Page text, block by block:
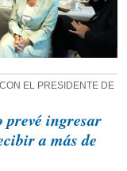
EL PRESIDENTE DE
ingresar
a más de